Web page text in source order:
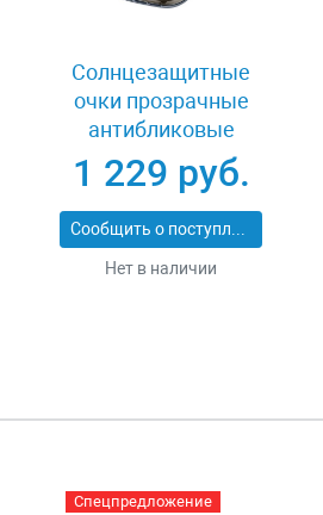
Солнцезащитные
очки прозрачные
антибликовые
Kraftool 11009_z01
1 229 руб.
Сообщить о поступлении
Нет в наличии
Спецпредложение